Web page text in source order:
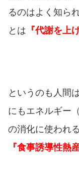
るのはよく知ら
とは 『代謝を上
というのも人間
にもエネルギー
の消化に使われ
『食事誘導性熱